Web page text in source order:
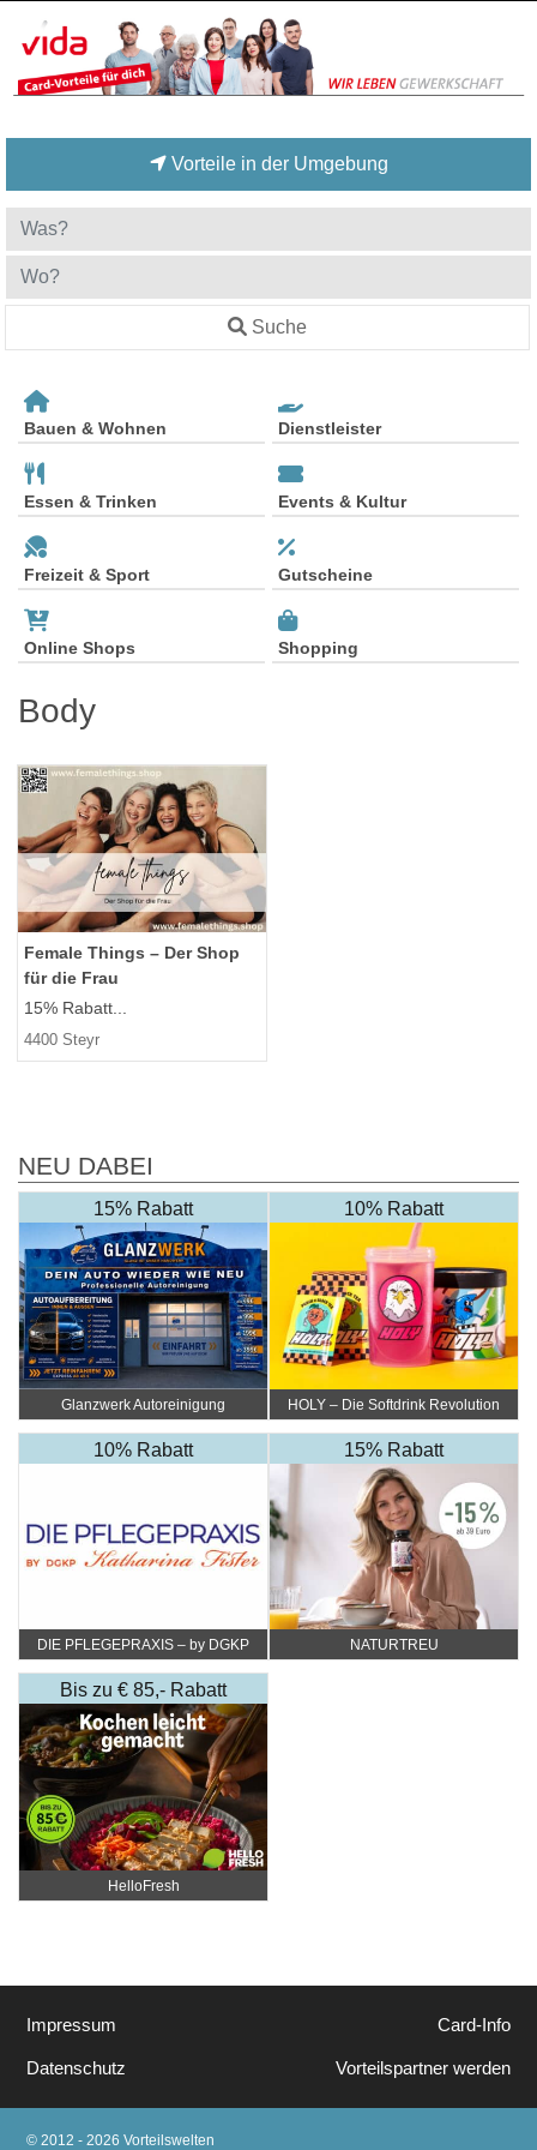
Vorteile in der Umgebung
Suche
Bauen & Wohnen Dienstleister
Essen & Trinken Events & Kultur
Freizeit & Sport Gutscheine
Online Shops Shopping
Body
Female Things – Der Shop
für die Frau
15% Rabatt...
4400 Steyr
NEU DABEI
15% Rabatt
Glanzwerk Autoreinigung
10% Rabatt
HOLY – Die Softdrink Revolution
10% Rabatt
DIE PFLEGEPRAXIS – by DGKP
15% Rabatt
NATURTREU
Bis zu € 85,- Rabatt
HelloFresh
Impressum
Datenschutz
Card-Info
Vorteilspartner werden
© 2012 - 2026 Vorteilswelten